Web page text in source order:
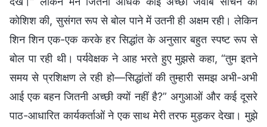
कोशिश की, सुसंगत रूप से बोल पाने में उतनी ही अक्षम रही। लेकिन
शिन शिन एक-एक करके हर सिद्धांत के अनुसार बहुत स्पष्ट रूप से
बोल पा रही थी। पर्यवेक्षक ने आह भरते हुए मुझसे कहा, “तुम इतने
समय से प्रशिक्षण ले रही हो—सिद्धांतों की तुम्हारी समझ अभी-अभी
आई एक बहन जितनी अच्छी क्यों नहीं है?” अगुआओं और कई दूसरे
पाठ-आधारित कार्यकर्ताओं ने एक साथ मेरी तरफ मुड़कर देखा। मुझे